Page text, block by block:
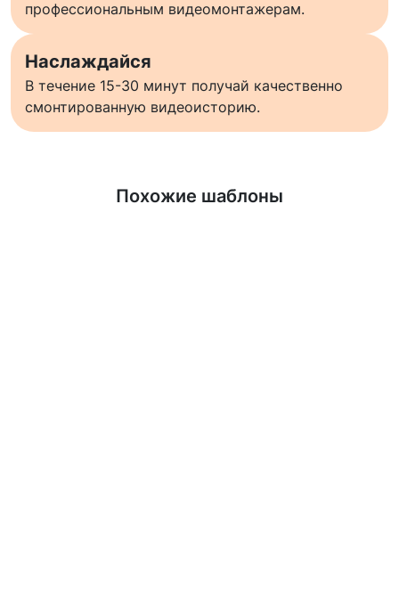
профессиональным видеомонтажерам.
Наслаждайся
В течение 15-30 минут получай качественно
смонтированную видеоисторию.
Похожие шаблоны
Узнать больше